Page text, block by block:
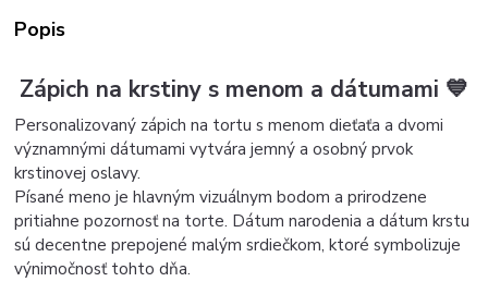
Popis
Zápich na krstiny s menom a dátumami 💙
Personalizovaný zápich na tortu s menom dieťaťa a dvomi
významnými dátumami vytvára jemný a osobný prvok
krstinovej oslavy.
Písané meno je hlavným vizuálnym bodom a prirodzene
pritiahne pozornosť na torte. Dátum narodenia a dátum krstu
sú decentne prepojené malým srdiečkom, ktoré symbolizuje
výnimočnosť tohto dňa.